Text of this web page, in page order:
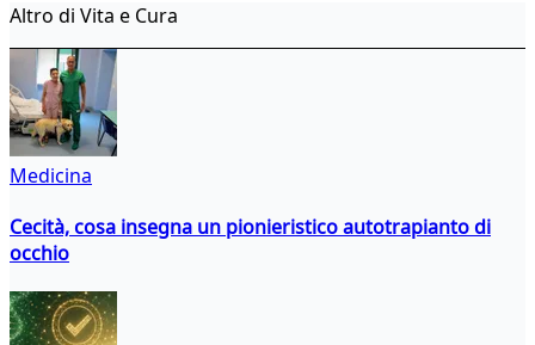
Altro di Vita e Cura
Medicina
Cecità, cosa insegna un pionieristico autotrapianto di
occhio